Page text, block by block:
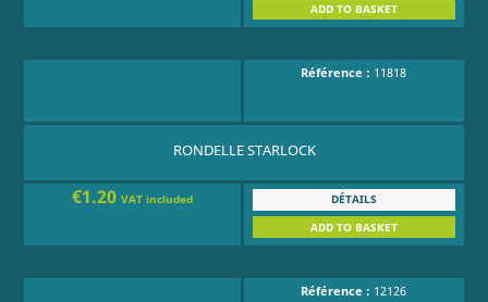
ADD TO BASKET
Référence : 11818
RONDELLE STARLOCK
€1.20VAT included
DÉTAILS
ADD TO BASKET
Référence : 12126